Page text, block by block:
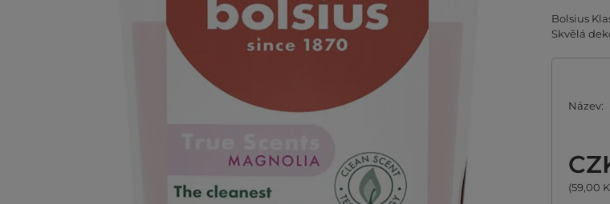
Bolsius
Skvělá
Název
(59,00